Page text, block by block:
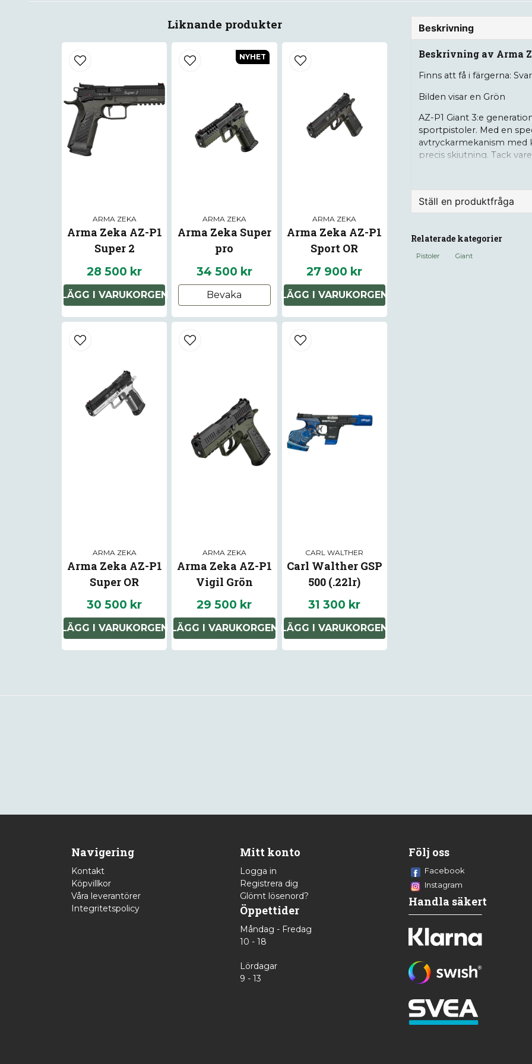
Liknande produkter
ARMA ZEKA
Arma Zeka AZ-P1
Super 2
28 500 kr
LÄGG I VARUKORGEN
ARMA ZEKA
Arma Zeka Super
pro
34 500 kr
Bevaka
NYHET
ARMA ZEKA
Arma Zeka AZ-P1
Sport OR
27 900 kr
LÄGG I VARUKORGEN
ARMA ZEKA
Arma Zeka AZ-P1
Super OR
30 500 kr
LÄGG I VARUKORGEN
ARMA ZEKA
Arma Zeka AZ-P1
Vigil Grön
29 500 kr
LÄGG I VARUKORGEN
CARL WALTHER
Carl Walther GSP
500 (.22lr)
31 300 kr
LÄGG I VARUKORGEN
Beskrivning
Beskrivning av Arma
Finns att få i färgerna:
Bilden visar en Grön
AZ-P1 Giant 3:e
sportpistoler. Med en
avtryckarmekanism med
precis skjutning. Tack
nästan inget glapp
precision,
inkluderar ett justerbart
Giant är avsedd för
SA-avtryckare – platt,
SA-avtryckare och lätt
Ställ en produktfråga
Fråga oss något om
Relaterade kategorier
Pistoler Giant
Navigering
Kontakt
Köpvillkor
Våra leverantörer
Integritetspolicy
Mitt konto
Logga in
Registrera dig
Glömt lösenord?
Öppettider
Måndag - Fredag
10 - 18
Lördagar
9 - 13
Följ oss
Facebook
Instagram
Handla säkert